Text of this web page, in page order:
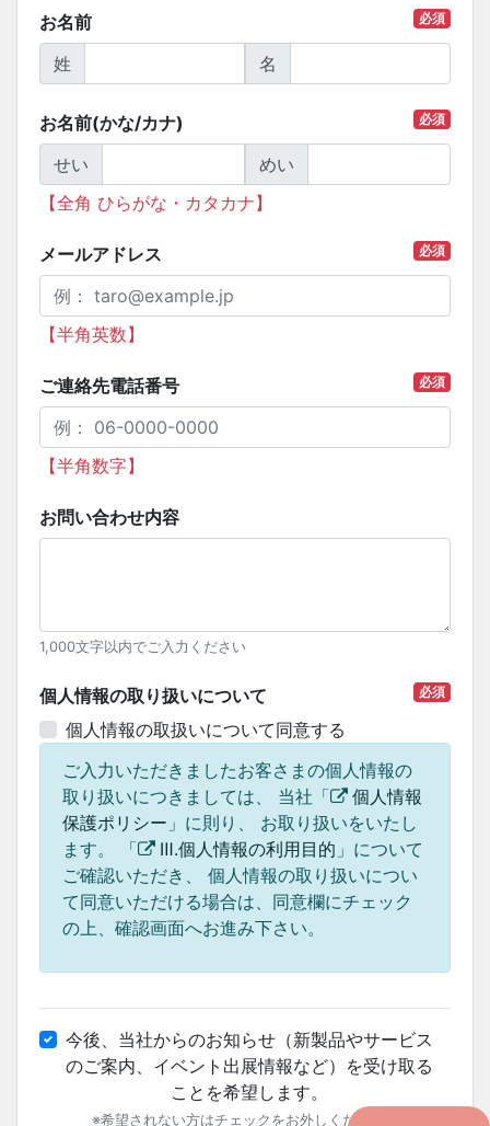
お名前 必須
姓 名
お名前(かな/カナ) 必須
せい
めい
【全角 ひらがな・カタカナ】
メールアドレス 必須
【半角英数】
ご連絡先電話番号 必須
【半角数字】
お問い合わせ内容
1,000文字以内でご入力ください
個人情報の取り扱いについて 必須
個人情報の取扱いについて同意する
ご入力いただきましたお客さまの個人情報の
取り扱いにつきましては、 当社「
個人情報
保護ポリシー 」に則り、 お取り扱いをいたし
ます。 「
Ⅲ.個人情報の利用目的 」について
ご確認いただき、 個人情報の取り扱いについ
て同意いただける場合は、同意欄にチェック
の上、確認画面へお進み下さい。
今後、当社からのお知らせ（新製品やサービス
のご案内、イベント出展情報など）を受け取る
ことを希望します。
※希望されない方はチェックをお外しください。